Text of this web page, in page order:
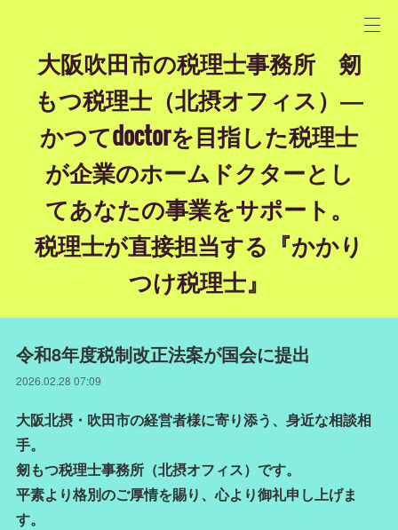
大阪吹田市の税理士事務所 剱
もつ税理士（北摂オフィス）―
かつてdoctorを目指した税理士
が企業のホームドクターとし
てあなたの事業をサポート。
税理士が直接担当する『かかり
つけ税理士』
令和8年度税制改正法案が国会に提出
2026.02.28 07:09
大阪北摂・吹田市の経営者様に寄り添う、身近な相談相
手。
剱もつ税理士事務所（北摂オフィス）です。
平素より格別のご厚情を賜り、心より御礼申し上げま
す。